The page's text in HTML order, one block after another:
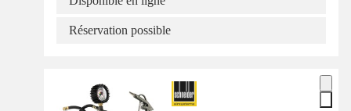
Réservation possible